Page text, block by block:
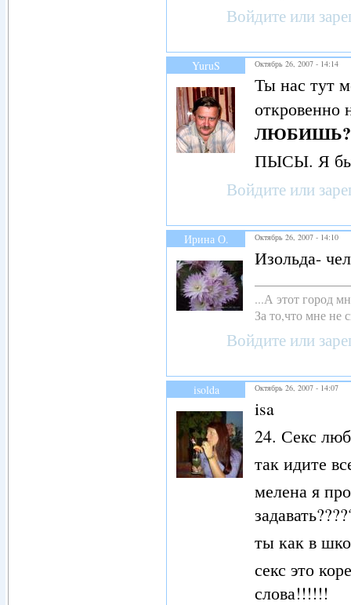
Войдите или
YuruS Октябрь 26, 2007 - 14:14
Ты нас тут
откровенно
ЛЮБИШЬ?
ПЫСЫ. Я бы
Войдите или
Ирина О. Октябрь 26, 2007 - 14:10
Изольда-
...А этот город
За то,что мне не
Войдите или
isolda Октябрь 26, 2007 - 14:07
isa
24. Секс
так идите
мелена я
ты как в
секс это
слова!!!!!!